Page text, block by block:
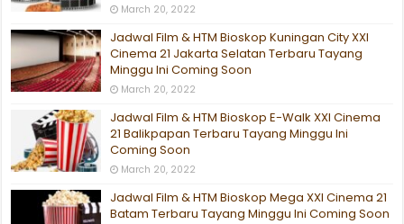
March 20, 2022
Jadwal Film & HTM Bioskop Kuningan City XXI
Cinema 21 Jakarta Selatan Terbaru Tayang
Minggu Ini Coming Soon
March 20, 2022
Jadwal Film & HTM Bioskop E-Walk XXI Cinema
21 Balikpapan Terbaru Tayang Minggu Ini
Coming Soon
March 20, 2022
Jadwal Film & HTM Bioskop Mega XXI Cinema 21
Batam Terbaru Tayang Minggu Ini Coming Soon